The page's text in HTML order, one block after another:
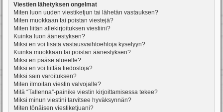
Viestien lähetyksen ongelmat
Miten luon uuden viestiketjun tai lähetän vastauksen?
Miten muokkaan tai poistan viestejä?
Miten liitän allekirjoituksen viestiini?
Kuinka luon äänestyksen?
Miksi en voi lisätä vastausvaihtoehtoja kyselyyn?
Kuinka muokkaan tai poistan äänestyksen?
Miksi en pääse alueelle?
Miksi en voi liittää tiedostoja?
Miksi sain varoituksen?
Miten ilmoitan viestin valvojalle?
Mitä “Tallenna”-painike viestin kirjoittamisessa tekee?
Miksi minun viestini tarvitsee hyväksynnän?
Miten tönäisen viestiketjuani?